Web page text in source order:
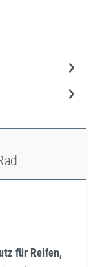
für Reifen,